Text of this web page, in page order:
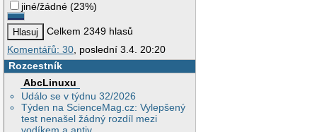
jiné/žádné (23%)
Celkem 2349 hlasů
Komentářů: 30 , poslední 3.4. 20:20
Rozcestník
AbcLinuxu
Událo se v týdnu 32/2026
Týden na ScienceMag.cz: Vylepšený
test nenašel žádný rozdíl mezi